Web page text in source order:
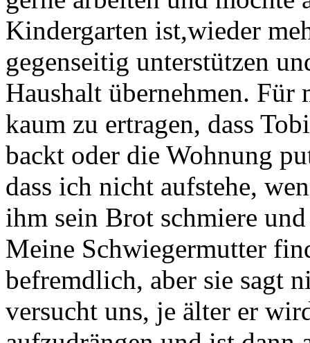
Kindergarten ist,wieder
gegenseitig unterstützen
Haushalt übernehmen. Für
kaum zu ertragen, dass
backt oder die Wohnung
dass ich nicht aufstehe,
ihm sein Brot schmiere
Meine Schwiegermutter
befremdlich, aber sie sagt
versucht uns, je älter er